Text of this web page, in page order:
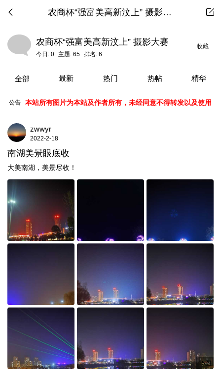
农商杯“强富美高新汶上” 摄影大赛
收藏
农商杯“强富美高新汶上” 摄影大赛
今日: 0 主题: 65 排名: 6
全部 最新 热门 热帖 精华
公告 本站所有图片为本站及作者所有，未经同意不得转发以及使用
zwwyr
2022-2-18
南湖美景眼底收
大美南湖，美景尽收！
15图